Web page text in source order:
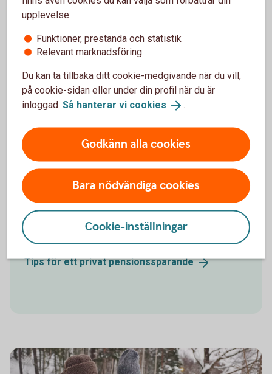
Kolla in pensionen på
Hur mycket behöver du spara?
Flera saker påverkar hur mycket du ska
pensionsspara:
När du vill gå i pension.
Hur mycket du tjänar idag.
Om du jobbar heltid eller deltid.
Om du har tjänstepension eller inte.
Hur mycket du vill ha ut i månaden som
Tips för ett privatpensionssparande
upplevelse:
Funktioner, prestanda och statistik
Relevant marknadsföring
Du kan ta tillbaka ditt cookie-medgivande när du vill,
på cookie-sidan eller under din profil när du är
inloggad. Så hanterar vi cookies .
Godkänn alla cookies
Bara nödvändiga cookies
Cookie-inställningar